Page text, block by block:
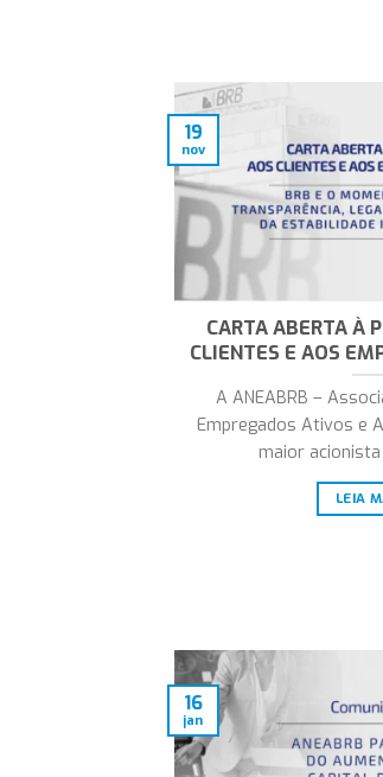
CARTA ABERTA À
CLIENTES E AOS
A ANEABRB –
Empregados Ativos e
maior
LEIA
19
nov
16
jan